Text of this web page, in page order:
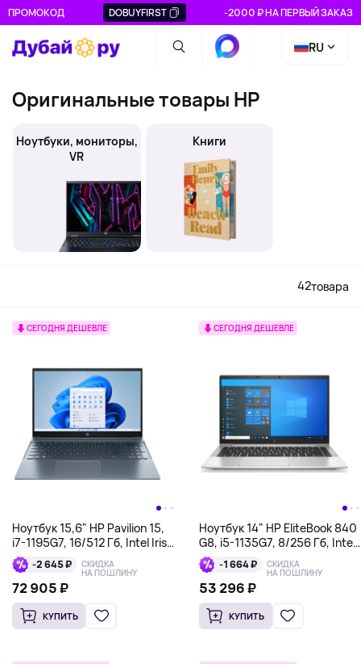
ПРОМОКОД DOBUYFIRST -2000 ₽ НА ПЕРВЫЙ ЗАКАЗ
RU
Оригинальные товары HP
Ноутбуки, мониторы,
VR
Книги
42товара
СЕГОДНЯ ДЕШЕВЛЕ
Ноутбук 15,6" HP Pavilion 15,
i7-1195G7, 16/512 Гб, Intel Iris
Xe Graphics, темно-синий
-2 645 ₽ СКИДКА
НА ПОШЛИНУ
72 905 ₽
КУПИТЬ
СЕГОДНЯ ДЕШЕВЛЕ
Ноутбук 14" HP EliteBook 840
G8, i5-1135G7, 8/256 Гб, Intel
Iris Xe, серебристый
-1 664 ₽ СКИДКА
НА ПОШЛИНУ
53 296 ₽
КУПИТЬ